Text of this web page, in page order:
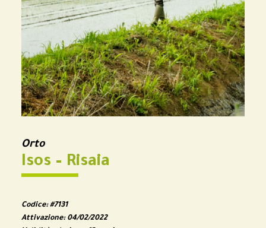
Orto
Isos – Risaia
Codice:#7131
Attivazione:04/02/2022